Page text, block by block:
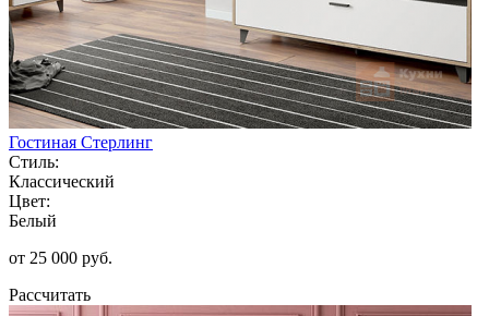
Гостиная Стерлинг
Стиль:
Классический
Цвет:
Белый
от 25 000 руб.
Рассчитать